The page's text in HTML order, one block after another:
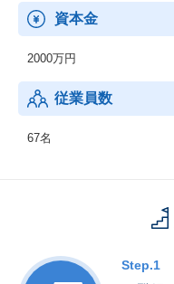
資本金
2000万円
従業員数
67名
Step.1